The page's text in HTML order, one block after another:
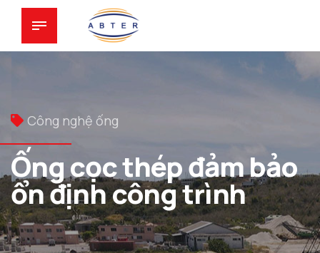
Công nghệ ống
Ống cọc thép đảm bảo
ổn định công trình